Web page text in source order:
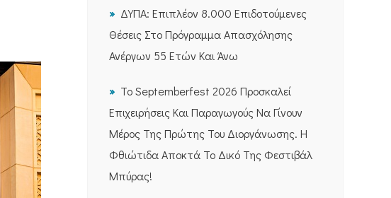
ΔΥΠΑ: Επιπλέον 8.000 Επιδοτούμενες
Θέσεις Στο Πρόγραμμα Απασχόλησης
Ανέργων 55 Ετών Και Άνω
Το Septemberfest 2026 Προσκαλεί
Επιχειρήσεις Και Παραγωγούς Να Γίνουν
Μέρος Της Πρώτης Του Διοργάνωσης. Η
Φθιώτιδα Αποκτά Το Δικό Της Φεστιβάλ
Μπύρας!